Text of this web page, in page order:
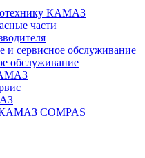
КАМАЗ
части
и сервисное обслуживание
обслуживание
КАМАЗ COMPAS